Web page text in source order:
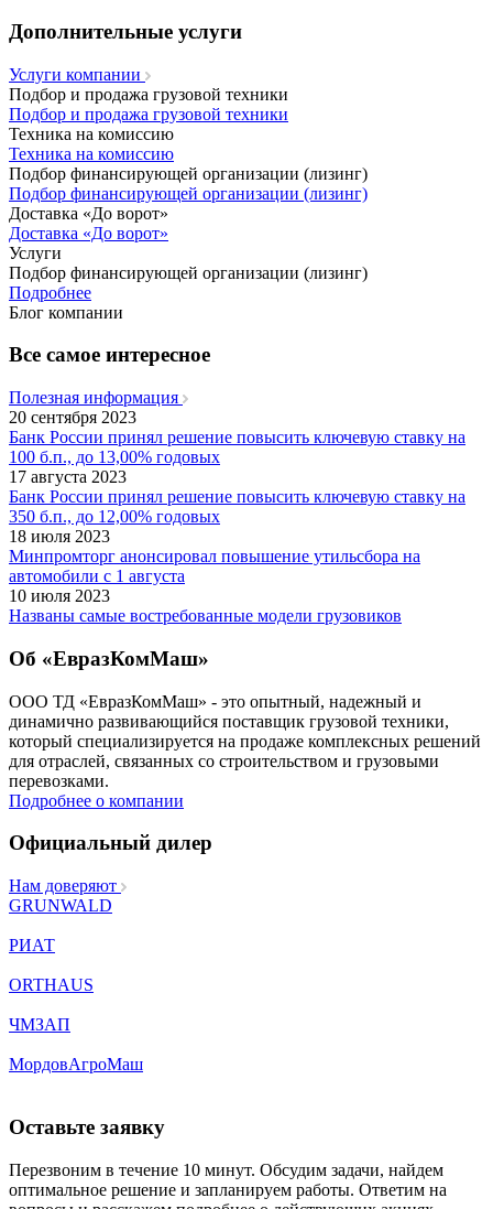
Дополнительные услуги
Услуги компании
Подбор и продажа грузовой техники
Подбор и продажа грузовой техники
Техника на комиссию
Техника на комиссию
Подбор финансирующей организации (лизинг)
Подбор финансирующей организации (лизинг)
Доставка «До ворот»
Доставка «До ворот»
Услуги
Подбор финансирующей организации (лизинг)
Подробнее
Блог компании
Все самое интересное
Полезная информация
20 сентября 2023
Банк России принял решение повысить ключевую ставку на
100 б.п., до 13,00% годовых
17 августа 2023
Банк России принял решение повысить ключевую ставку на
350 б.п., до 12,00% годовых
18 июля 2023
Минпромторг анонсировал повышение утильсбора на
автомобили с 1 августа
10 июля 2023
Названы самые востребованные модели грузовиков
Об «ЕвразКомМаш»
ООО ТД «ЕвразКомМаш» - это опытный, надежный и
динамично развивающийся поставщик грузовой техники,
который специализируется на продаже комплексных решений
для отраслей, связанных со строительством и грузовыми
перевозками.
Подробнее о компании
Официальный дилер
Нам доверяют
GRUNWALD
РИАТ
ORTHAUS
ЧМЗАП
МордовАгроМаш
Оставьте заявку
Перезвоним в течение 10 минут. Обсудим задачи, найдем
оптимальное решение и запланируем работы. Ответим на